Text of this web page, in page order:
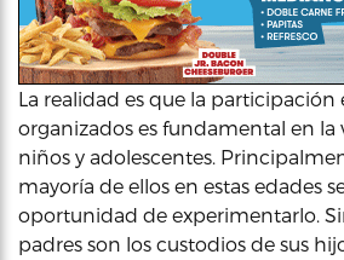
La realidad es que la participación
organizados es fundamental en la
niños y adolescentes.
mayoría de ellos en estas edades
oportunidad de experimentarlo.
padres son los custodios de sus